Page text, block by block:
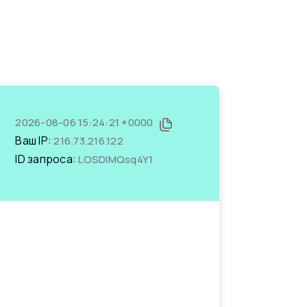
2026-08-06 15:24:21 +0000
Ваш IP:216.73.216.122
ID запроса:LOSDIMQsq4Y1